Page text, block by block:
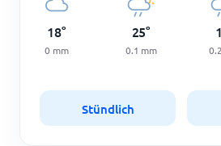
18°
0 mm
25°
0.1 mm 0.2
Stündlich